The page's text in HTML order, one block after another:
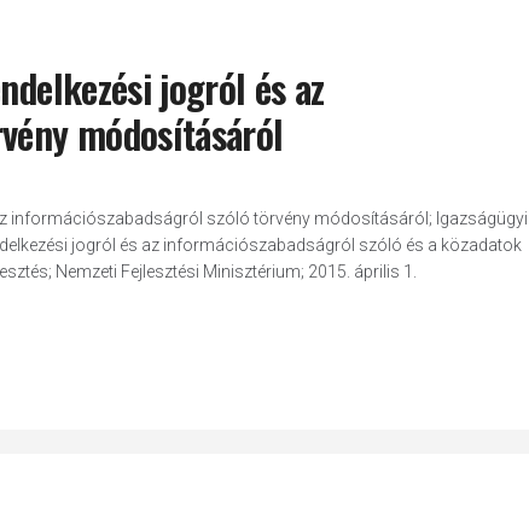
jogról és az
módosításáról
információszabadságról szóló törvény módosításáról; Igazságügyi
jogról és az információszabadságról szóló és a közadatok
Nemzeti Fejlesztési Minisztérium; 2015. április 1.